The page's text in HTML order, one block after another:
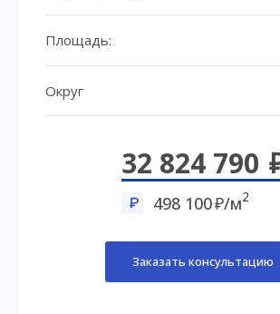
Площадь:
Округ
32 824 790
498 100 /м2
Заказать консультацию